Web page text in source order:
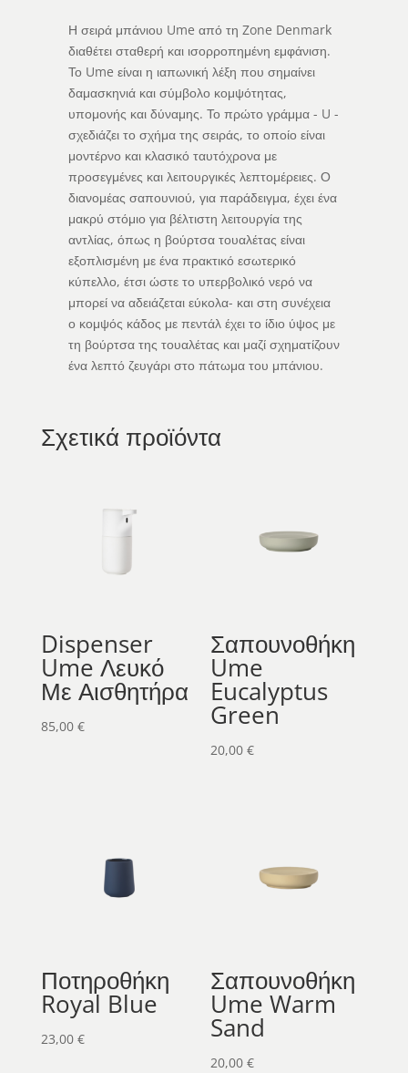
Η σειρά μπάνιου Ume από τη Zone Denmark
διαθέτει σταθερή και ισορροπημένη εμφάνιση.
Το Ume είναι η ιαπωνική λέξη που σημαίνει
δαμασκηνιά και σύμβολο κομψότητας,
υπομονής και δύναμης. Το πρώτο γράμμα - U -
σχεδιάζει το σχήμα της σειράς, το οποίο είναι
μοντέρνο και κλασικό ταυτόχρονα με
προσεγμένες και λειτουργικές λεπτομέρειες. Ο
διανομέας σαπουνιού, για παράδειγμα, έχει ένα
μακρύ στόμιο για βέλτιστη λειτουργία της
αντλίας, όπως η βούρτσα τουαλέτας είναι
εξοπλισμένη με ένα πρακτικό εσωτερικό
κύπελλο, έτσι ώστε το υπερβολικό νερό να
μπορεί να αδειάζεται εύκολα- και στη συνέχεια
ο κομψός κάδος με πεντάλ έχει το ίδιο ύψος με
τη βούρτσα της τουαλέτας και μαζί σχηματίζουν
ένα λεπτό ζευγάρι στο πάτωμα του μπάνιου.
Σχετικά προϊόντα
Dispenser
Ume Λευκό
Με Αισθητήρα
85,00 €
Σαπουνοθήκη
Ume
Eucalyptus
Green
20,00€
Ποτηροθήκη
Royal Blue
23,00 €
Σαπουνοθήκη
Ume Warm
Sand
20,00€